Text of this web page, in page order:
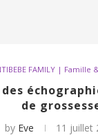
FAMILY | Famille
de
by Eve 11 juillet